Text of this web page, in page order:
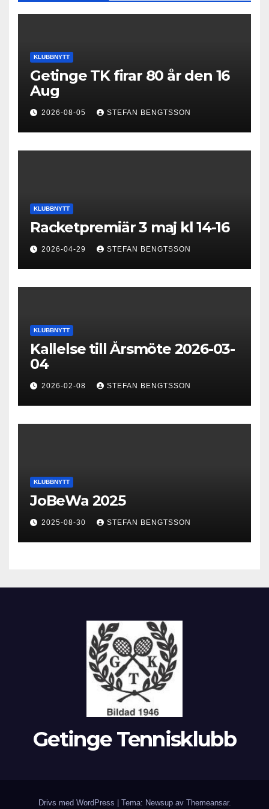
KLUBBNYTT
Getinge TK firar 80 år den 16
Aug
2026-08-05 STEFAN BENGTSSON
KLUBBNYTT
Racketpremiär 3 maj kl 14-16
2026-04-29 STEFAN BENGTSSON
KLUBBNYTT
Kallelse till Årsmöte 2026-03-
04
2026-02-08 STEFAN BENGTSSON
KLUBBNYTT
JoBeWa 2025
2025-08-30 STEFAN BENGTSSON
Getinge Tennisklubb
Drivs med WordPress Tema: Newsup av Themeansar.